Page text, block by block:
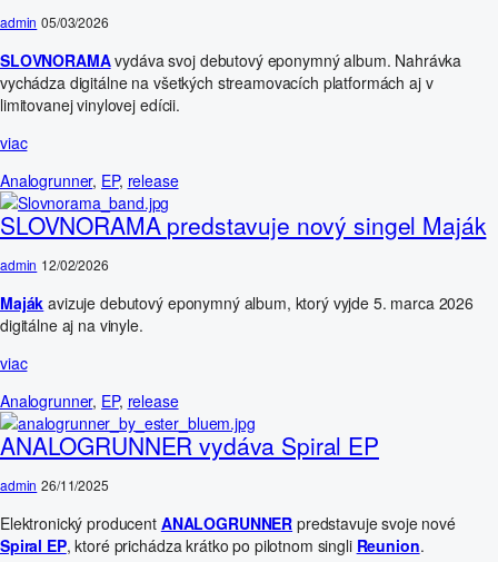
admin 05/03/2026
SLOVNORAMAvydáva svoj debutový eponymný album. Nahrávka
vychádza digitálne na všetkých streamovacích platformách aj v
limitovanej vinylovej edícii.
viac
Analogrunner, EP, release
SLOVNORAMA predstavuje nový singel Maják
admin 12/02/2026
Maják avizuje debutový eponymný album, ktorý vyjde 5. marca 2026
digitálne aj na vinyle.
viac
Analogrunner, EP, release
ANALOGRUNNER vydáva Spiral EP
admin 26/11/2025
Elektronický producent ANALOGRUNNER predstavuje svoje nové
Spiral EP, ktoré prichádza krátko po pilotnom singli Reunion.